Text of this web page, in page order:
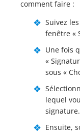
comment faire :
Suivez
fenêtre «
Une fois
«
sous «
lequel
signature.
Ensuite,